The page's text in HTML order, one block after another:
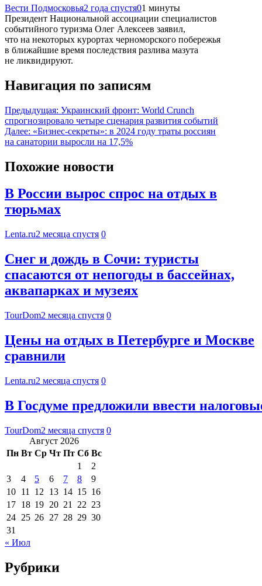
Вести Подмосковья2 года спустя01 минуты
Президент Национальной ассоциации специалистов
событийного туризма Олег Алексеев заявил,
что на некоторых курортах черноморского побережья
в ближайшие время последствия разлива мазута
не ликвидируют.
Навигация по записям
Предыдущая: Украинский фронт: World Crunch
спрогнозировало четыре сценария развития событий
Далее: «Бизнес-секреты»: в 2024 году траты россиян
на санатории выросли на 17,5%
Похожие новости
В России вырос спрос на отдых в
тюрьмах
Lenta.ru2 месяца спустя 0
Снег и дождь в Сочи: туристы
спасаются от непогоды в бассейнах,
аквапарках и музеях
TourDom2 месяца спустя 0
Цены на отдых в Петербурге и Москве
сравнили
Lenta.ru2 месяца спустя 0
В Госдуме предложили ввести
TourDom2 месяца спустя 0
Август 2026
Пн Вт Ср Чт Пт Сб Вс
1
2
3
4 5 6 7 8
9
10 11 12 13 14 15 16
17 18 19 20 21 22 23
24 25 26 27 28 29 30
31
« Июл
Рубрики